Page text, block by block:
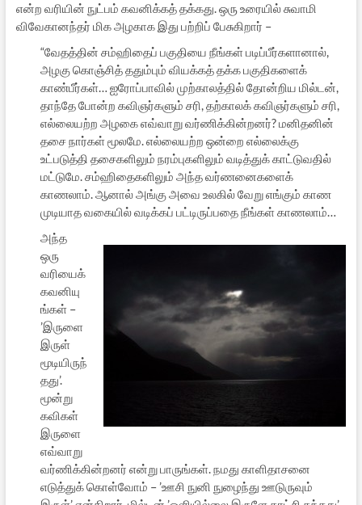
என்ற வரியின் நுட்பம் கவனிக்கத் தக்கது. ஒரு உரையில் சுவாமி
விவேகானந்தர் மிக அழகாக இது பற்றிப் பேசுகிறார் –
“வேதத்தின் சம்ஹிதைப் பகுதியை நீங்கள் படிப்பீர்களானால்,
அழகு கொஞ்சித் ததும்பும் வியக்கத் தக்க பகுதிகளைக்
காண்பீர்கள்… ஐரோப்பாவில் முற்காலத்தில் தோன்றிய மில்டன்,
தாந்தே போன்ற கவிஞர்களும் சரி, தற்காலக் கவிஞர்களும் சரி,
எல்லையற்ற அழகை எவ்வாறு வர்ணிக்கின்றனர்? மனிதனின்
தசை நார்கள் மூலமே. எல்லையற்ற ஒன்றை எல்லைக்கு
உட்படுத்தி தசைகளிலும் நரம்புகளிலும் வடித்துக் காட்டுவதில்
மட்டுமே. சம்ஹிதைகளிலும் அந்த வர்ணனைகளைக்
காணலாம். ஆனால் அங்கு அவை உலகில் வேறு எங்கும் காண
முடியாத வகையில் வடிக்கப் பட்டிருப்பதை நீங்கள் காணலாம்…
அந்த
ஒரு
வரியைக்
கவனியு
ங்கள் –
’இருளை
இருள்
மூடியிருந்
தது’.
மூன்று
கவிகள்
இருளை
எவ்வாறு
வர்ணிக்கின்றனர் என்று பாருங்கள். நமது காளிதாசனை
எடுத்துக் கொள்வோம் – ’ஊசி நுனி நுழைந்து ஊடுருவும்